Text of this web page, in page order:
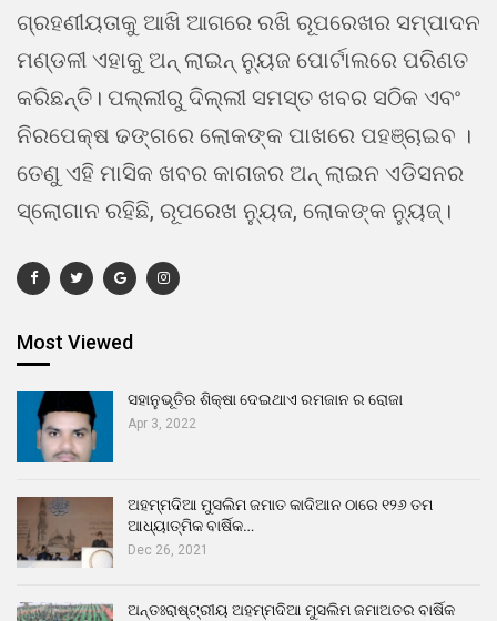
ଗ୍ରହଣୀୟତାକୁ ଆଖି ଆଗରେ ରଖି ରୂପରେଖର ସମ୍ପାଦନ
ମଣ୍ଡଳୀ ଏହାକୁ ଅନ୍ ଲାଇନ୍ ନ୍ୟୁଜ ପୋର୍ଟାଲରେ ପରିଣତ
କରିଛନ୍ତି। ପଲ୍ଲୀରୁ ଦିଲ୍ଲୀ ସମସ୍ତ ଖବର ସଠିକ ଏବଂ
ନିରପେକ୍ଷ ଢଙ୍ଗରେ ଲୋକଙ୍କ ପାଖରେ ପହଞ୍ଚାଇବ ।
ତେଣୁ ଏହି ମାସିକ ଖବର କାଗଜର ଅନ୍ ଲାଇନ ଏଡିସନର
ସ୍ଲୋଗାନ ରହିଛି, ରୂପରେଖ ନ୍ୟୁଜ, ଲୋକଙ୍କ ନ୍ୟୁଜ୍।
Most Viewed
ସହାନୁଭୂତିର ଶିକ୍ଷା ଦେଇଥାଏ ରମଜାନ ର ରୋଜା
Apr 3, 2022
ଅହମ୍ମଦିଆ ମୁସଲିମ ଜମାତ କାଦିଆନ ଠାରେ ୧୨୬ ତମ
ଆଧ୍ୟାତ୍ମିକ ବାର୍ଷିକ…
Dec 26, 2021
ଅନ୍ତଃରାଷ୍ଟ୍ରୀୟ ଅହମ୍ମଦିଆ ମୁସଲିମ ଜମାଅତର ବାର୍ଷିକ